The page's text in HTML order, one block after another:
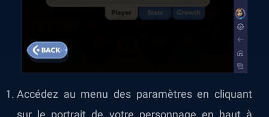
Accédez au menu des paramètres en cliquant
sur le portrait de votre personnage en haut à